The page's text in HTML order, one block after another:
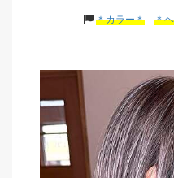
＊カラー＊ ＊